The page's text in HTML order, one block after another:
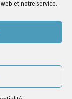
et notre service.